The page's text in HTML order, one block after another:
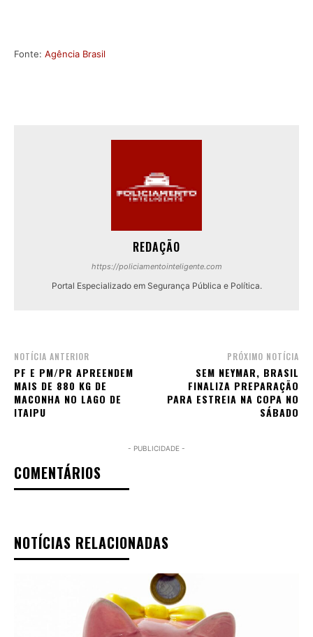
Fonte: Agência Brasil
REDAÇÃO
https://policiamentointeligente.com
Portal Especializado em Segurança Pública e Política.
NOTÍCIA ANTERIOR
PF E PM/PR APREENDEM
MAIS DE 880 KG DE
MACONHA NO LAGO DE
ITAIPU
PRÓXIMO NOTÍCIA
SEM NEYMAR, BRASIL
FINALIZA PREPARAÇÃO
PARA ESTREIA NA COPA NO
SÁBADO
- PUBLICIDADE -
COMENTÁRIOS
NOTÍCIAS RELACIONADAS